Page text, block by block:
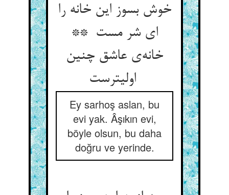
خوش بسوز این خانه را
ای شر مست **
خانه‌ی عاشق چنین
Ey sarhoş aslan, bu
evi yak. Âşıkın evi,
böyle olsun, bu daha
doğru ve yerinde.